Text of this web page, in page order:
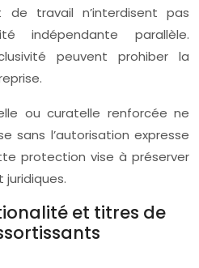
travail n’interdisent pas
indépendante parallèle.
peuvent prohiber la
ou curatelle renforcée ne
sans l’autorisation expresse
protection vise à préserver
et titres de